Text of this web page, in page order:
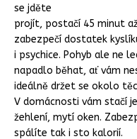
se jděte
projít, postačí 45 minut
zabezpečí dostatek
i psychice. Pohyb ale ne
napadlo běhat, ať vám
ideálně držet se okolo
V domácnosti vám stačí
žehlení, mytí oken.
spálíte tak i sto kalorií.